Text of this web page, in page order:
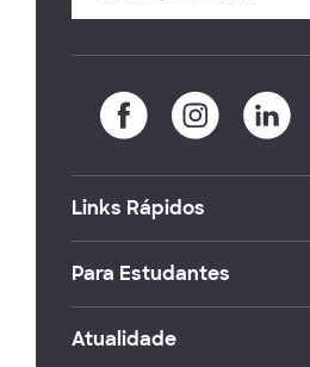
Links Rápidos
Para Estudantes
Atualidade